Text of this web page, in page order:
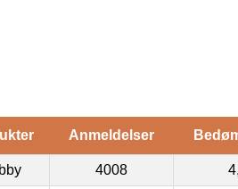
Anmeldelser
4008